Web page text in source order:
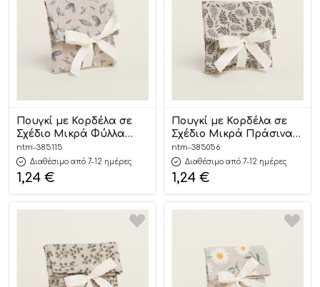
Πουγκί με Κορδέλα σε
Σχέδιο Μικρά Φύλλα
Ακουαρέλα (12εκ x 17εκ) |
385115 Ntampoudis
ntm-385115
Διαθέσιμο από 7-12 ημέρες
1,24 €
Πουγκί με Κορδέλα σε
Σχέδιο Μικρά Πράσινα
Φύλλα (12εκ x 17εκ) |
385056 Ntampoudis
ntm-385056
Διαθέσιμο από 7-12 ημέρες
1,24 €